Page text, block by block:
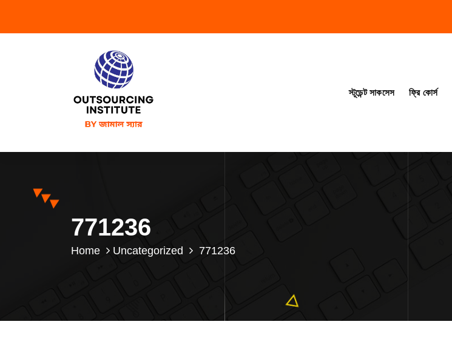
স্টূডেন্ট সাকসেস ফ্রি কোর্স
771236
Home Uncategorized 771236